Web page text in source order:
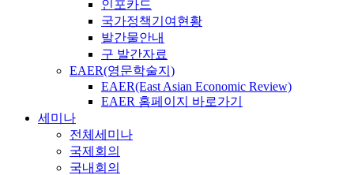
인포카드
국가정책기여현황
발간물안내
구 발간자료
EAER(영문학술지)
EAER(East Asian Economic Review)
EAER 홈페이지 바로가기
세미나
전체세미나
국제회의
국내회의